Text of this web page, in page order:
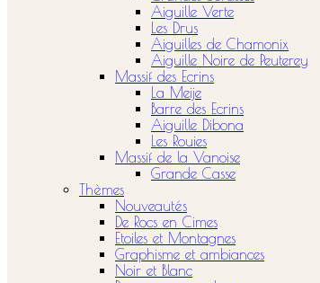
Aiguille Verte
Les Drus
Aiguilles de Chamonix
Aiguille Noire de Peuterey
Massif des Ecrins
La Meije
Barre des Ecrins
Aiguille Dibona
Les Rouies
Massif de la Vanoise
Grande Casse
Thèmes
Nouveautés
De Rocs en Cimes
Etoiles et Montagnes
Graphisme et ambiances
Noir et Blanc